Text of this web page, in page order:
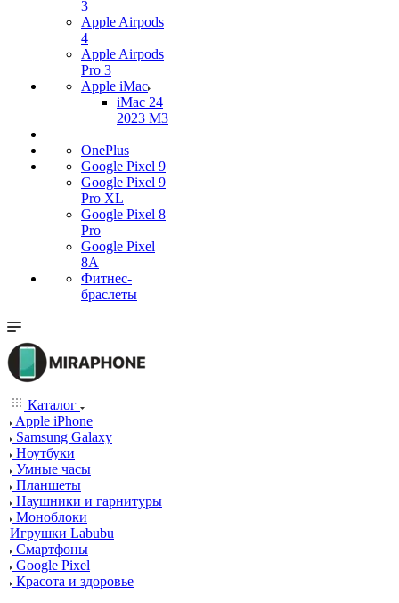
3
Apple Airpods
4
Apple Airpods
Pro 3
Apple iMac
iMac 24
2023 M3
OnePlus
Google Pixel 9
Google Pixel 9
Pro XL
Google Pixel 8
Pro
Google Pixel
8A
Фитнес-
браслеты
Каталог
Apple iPhone
Samsung Galaxy
Ноутбуки
Умные часы
Планшеты
Наушники и гарнитуры
Моноблоки
Игрушки Labubu
Смартфоны
Google Pixel
Красота и здоровье